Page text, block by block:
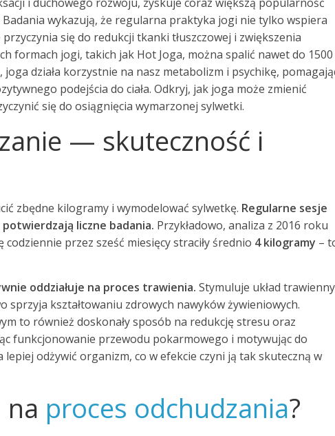
wykazują, że regularna praktyka jogi nie tylko wspiera
przyczynia się do redukcji tkanki tłuszczowej i zwiększenia
formach jogi, takich jak Hot Joga, można spalić nawet do 1500
działa korzystnie na nasz metabolizm i psychikę,
podejścia do ciała. Odkryj, jak joga może zmienić
się do osiągnięcia wymarzonej sylwetki.
— skuteczność i
zbędne kilogramy i wymodelować sylwetkę. Regularne sesje
liczne badania. Przykładowo, analiza z 2016 roku
przez sześć miesięcy straciły średnio 4 kilogramy –
oddziałuje na proces trawienia. Stymuluje układ
sprzyja kształtowaniu zdrowych nawyków żywieniowych.
to również doskonały sposób na redukcję stresu oraz
funkcjonowanie przewodu pokarmowego i motywując do
odżywić organizm, co w efekcie czyni ją tak skuteczną w
na proces odchudzania?